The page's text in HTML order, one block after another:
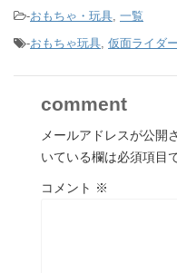
-おもちゃ・玩具, 一覧
-おもちゃ玩具, 仮面ライダ
comment
メールアドレスが公開
いている欄は必須項目
コメント ※